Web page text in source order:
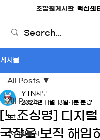
조합원게시판 백신센
게시물
All Posts
노보
조합원통신
All Posts
[노조성명] 디지
국장을 보직 해임
YTN지부
2024년 11월 18일 1분 분량